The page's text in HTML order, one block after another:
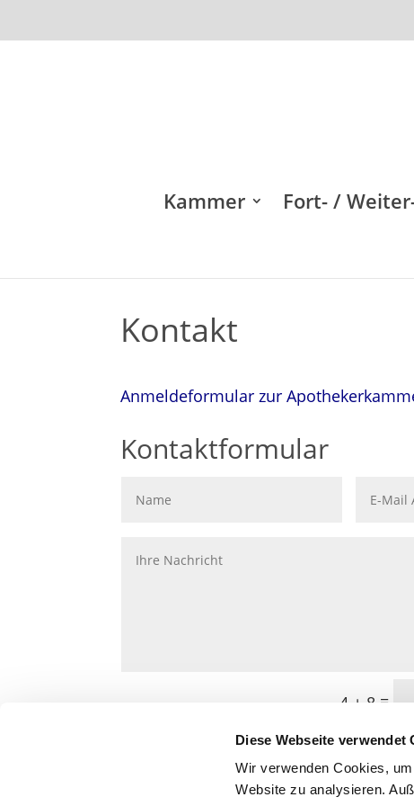
Diese Webseite verwendet
Wir verwenden Cookies,
Website zu analysieren.
Kammer Fort- /
Kontakt
Anmeldeformular zur
Kontaktformular
4 + 8 =